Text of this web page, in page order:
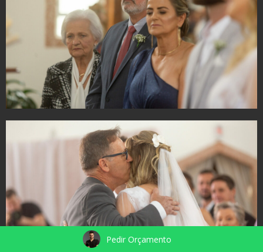
Pedir Orçamento